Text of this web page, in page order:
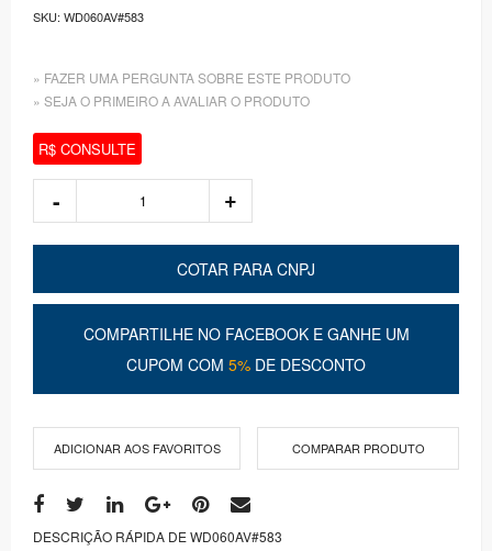
SKU: WD060AV#583
» FAZER UMA PERGUNTA SOBRE ESTE PRODUTO
» SEJA O PRIMEIRO A AVALIAR O PRODUTO
R$ CONSULTE
COTAR PARA CNPJ
COMPARTILHE NO FACEBOOK E GANHE UM
CUPOM COM 5% DE DESCONTO
ADICIONAR AOS FAVORITOS COMPARAR PRODUTO
DESCRIÇÃO RÁPIDA DE WD060AV#583